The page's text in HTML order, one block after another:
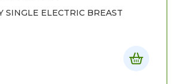
SINGLE ELECTRIC BREAST